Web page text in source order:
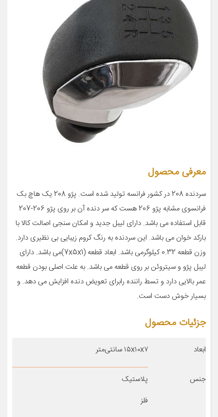
معرفی محصول
سردنده 208 در کشور فرانسه تولید شده است. پژو 208 یک هاچ بک
فرانسوی مشابه پژو 206 هست که سر دنده آن بر روی پژو 206-207
قابل استفاده می باشد. دارای لیبل جدید و امکان سنجی اصالت کالا با
بارکد خوان می باشد. این سردنده به رنگ کروم زیبایی بی نظیری دارد.
وزن قطعه 0.32 کیلوگرمی باشد. ابعاد قطعه (7x5x1)می باشد. دارای
لیبل پژو و سیتروئن بر روی قطعه می باشد. به علت اصلی بودن قطعه
عمر بالایی دارد و تسط راننده رابرای تعویض دنده افزایش می دهد. و
بسیار خوش دست است.
جزئیات محصول
ابعاد ۱۵x۱۰x۷ سانتی‌متر
جنس
پلاستیک
فلز